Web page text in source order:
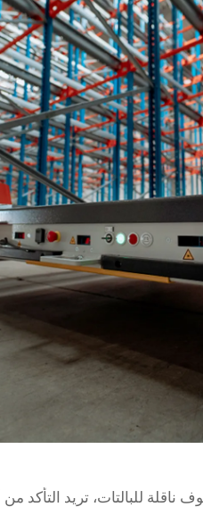
ناقلة للبالتات، تريد التأكد